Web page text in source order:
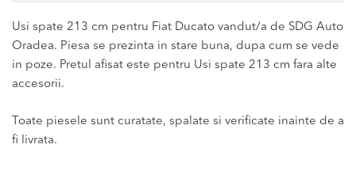
Usi spate 213 cm pentru Fiat Ducato vandut/a de SDG Auto
Oradea. Piesa se prezinta in stare buna, dupa cum se vede
in poze. Pretul afisat este pentru Usi spate 213 cm fara alte
accesorii.
Toate piesele sunt curatate, spalate si verificate inainte de a
fi livrata.